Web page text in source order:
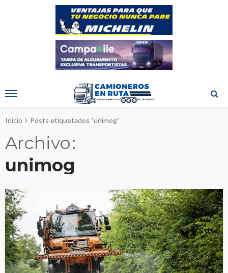
Inicio Posts etiquetados "unimog"
Archivo
unimog